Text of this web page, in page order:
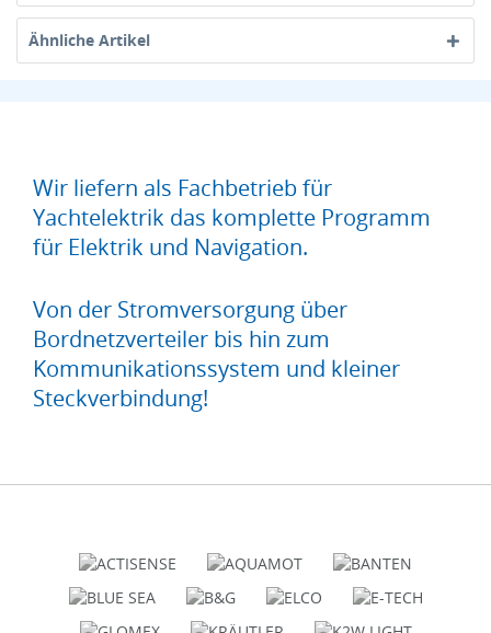
Ähnliche Artikel
Wir liefern als Fachbetrieb für
Yachtelektrik das komplette Programm
für Elektrik und Navigation.
Von der Stromversorgung über
Bordnetzverteiler bis hin zum
Kommunikationssystem und kleiner
Steckverbindung!